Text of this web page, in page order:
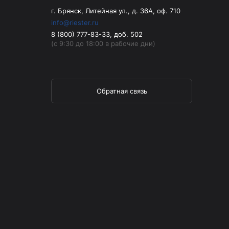
г. Брянск, Литейная ул., д. 36А, оф. 710
info@riester.ru
8 (800) 777-83-33, доб. 502
(с 9:30 до 18:00 в рабочие дни)
Обратная связь